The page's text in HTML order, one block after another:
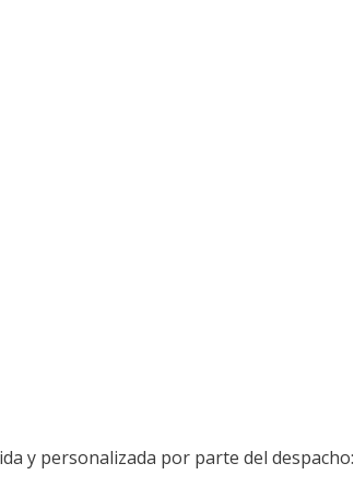
y personalizada por parte del despacho: